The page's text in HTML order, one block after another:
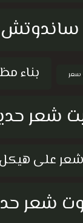
سعر بناء
شعر
على
شعر